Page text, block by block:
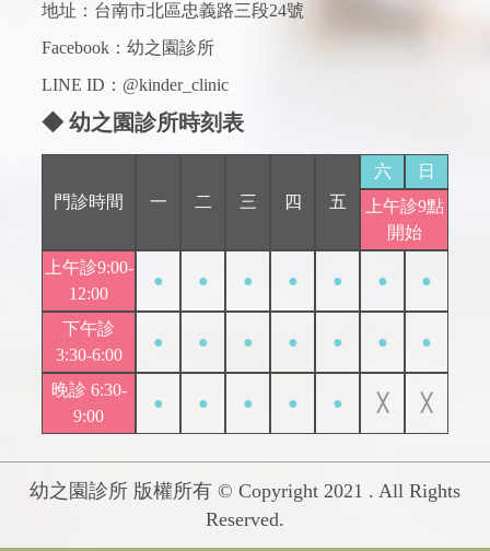
地址：台南市北區忠義路三段24號
Facebook： 幼之園診所
LINE ID：@kinder_clinic
◆ 幼之園診所時刻表
門診時間 一 二 三 四 五
六
日
上午診9點
開始
上午診9:00-
12:00
● ● ● ● ● ● ●
下午診
3:30-6:00
● ● ● ● ● ● ●
晚診 6:30-
9:00
● ● ● ● ● ╳ ╳
幼之園診所 版權所有 © Copyright 2021 . All Rights
Reserved.